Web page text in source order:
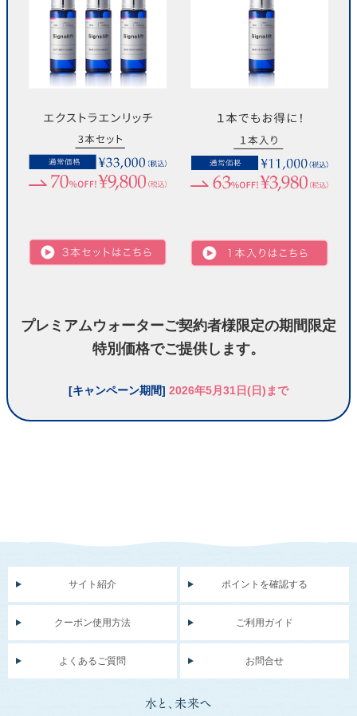
プレミアムウォーターご契約者様限定の期間限定
特別価格でご提供します。
[キャンペーン期間] 2026年5月31日(日)まで
サイト紹介 ポイントを確認する
クーポン使用方法 ご利用ガイド
よくあるご質問 お問合せ